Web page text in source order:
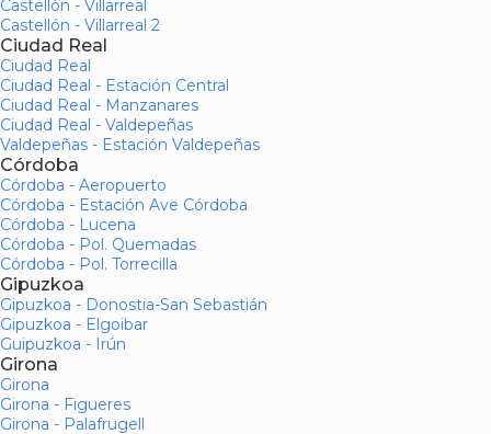
Castellón - Villarreal
Castellón - Villarreal 2
Ciudad Real
Ciudad Real
Ciudad Real - Estación Central
Ciudad Real - Manzanares
Ciudad Real - Valdepeñas
Valdepeñas - Estación Valdepeñas
Córdoba
Córdoba - Aeropuerto
Córdoba - Estación Ave Córdoba
Córdoba - Lucena
Córdoba - Pol. Quemadas
Córdoba - Pol. Torrecilla
Gipuzkoa
Gipuzkoa - Donostia-San Sebastián
Gipuzkoa - Elgoibar
Guipuzkoa - Irún
Girona
Girona
Girona - Figueres
Girona - Palafrugell